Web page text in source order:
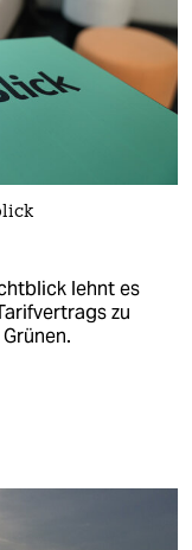
lehnt es
zu